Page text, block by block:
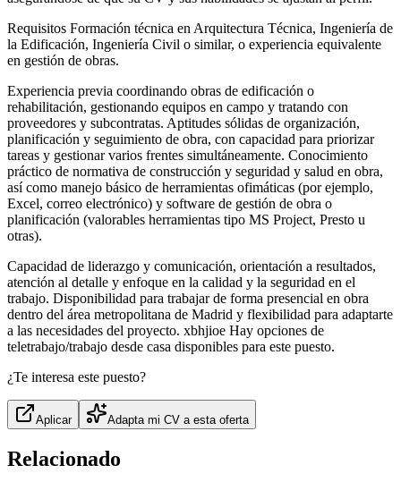
Requisitos Formación técnica en Arquitectura Técnica, Ingeniería de
la Edificación, Ingeniería Civil o similar, o experiencia equivalente
en gestión de obras.
Experiencia previa coordinando obras de edificación o
rehabilitación, gestionando equipos en campo y tratando con
proveedores y subcontratas. Aptitudes sólidas de organización,
planificación y seguimiento de obra, con capacidad para priorizar
tareas y gestionar varios frentes simultáneamente. Conocimiento
práctico de normativa de construcción y seguridad y salud en obra,
así como manejo básico de herramientas ofimáticas (por ejemplo,
Excel, correo electrónico) y software de gestión de obra o
planificación (valorables herramientas tipo MS Project, Presto u
otras).
Capacidad de liderazgo y comunicación, orientación a resultados,
atención al detalle y enfoque en la calidad y la seguridad en el
trabajo. Disponibilidad para trabajar de forma presencial en obra
dentro del área metropolitana de Madrid y flexibilidad para adaptarte
a las necesidades del proyecto. xbhjioe Hay opciones de
teletrabajo/trabajo desde casa disponibles para este puesto.
¿Te interesa este puesto?
Aplicar Adapta mi CV a esta oferta
Relacionado